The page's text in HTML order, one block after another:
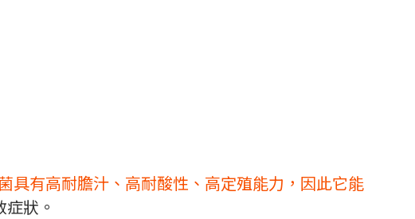
具有高耐膽汁、高耐酸性、高定殖能力，因此它能
狀。